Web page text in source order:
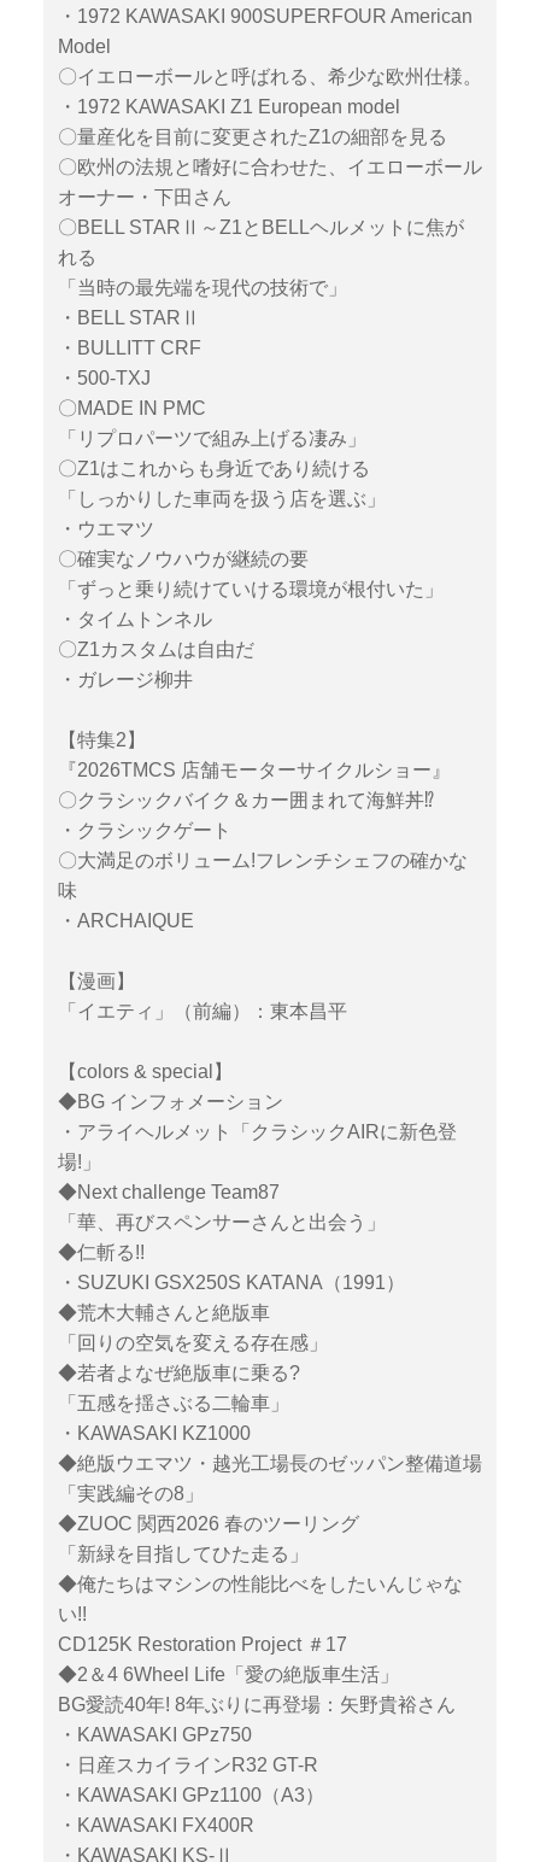
・1972 KAWASAKI 900SUPERFOUR American
Model
〇イエローボールと呼ばれる、希少な欧州仕様。
・1972 KAWASAKI Z1 European model
〇量産化を目前に変更されたZ1の細部を見る
〇欧州の法規と嗜好に合わせた、イエローボール
オーナー・下田さん
〇BELL STARⅡ～Z1とBELLヘルメットに焦が
れる
「当時の最先端を現代の技術で」
・BELL STARⅡ
・BULLITT CRF
・500-TXJ
〇MADE IN PMC
「リプロパーツで組み上げる凄み」
〇Z1はこれからも身近であり続ける
「しっかりした車両を扱う店を選ぶ」
・ウエマツ
〇確実なノウハウが継続の要
「ずっと乗り続けていける環境が根付いた」
・タイムトンネル
〇Z1カスタムは自由だ
・ガレージ柳井
【特集2】
『2026TMCS 店舗モーターサイクルショー』
〇クラシックバイク＆カー囲まれて海鮮丼⁉
・クラシックゲート
〇大満足のボリューム!フレンチシェフの確かな
味
・ARCHAIQUE
【漫画】
「イエティ」（前編）：東本昌平
【colors & special】
◆BG インフォメーション
・アライヘルメット「クラシックAIRに新色登
場!」
◆Next challenge Team87
「華、再びスペンサーさんと出会う」
◆仁斬る!!
・SUZUKI GSX250S KATANA（1991）
◆荒木大輔さんと絶版車
「回りの空気を変える存在感」
◆若者よなぜ絶版車に乗る?
「五感を揺さぶる二輪車」
・KAWASAKI KZ1000
◆絶版ウエマツ・越光工場長のゼッパン整備道場
「実践編その8」
◆ZUOC 関西2026 春のツーリング
「新緑を目指してひた走る」
◆俺たちはマシンの性能比べをしたいんじゃな
い!!
CD125K Restoration Project ＃17
◆2＆4 6Wheel Life「愛の絶版車生活」
BG愛読40年! 8年ぶりに再登場：矢野貴裕さん
・KAWASAKI GPz750
・日産スカイラインR32 GT-R
・KAWASAKI GPz1100（A3）
・KAWASAKI FX400R
・KAWASAKI KS-Ⅱ